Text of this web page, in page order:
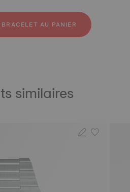
AU PANIER
similaires